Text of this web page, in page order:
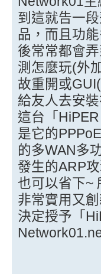
到這就告一
品，而且功
後常常都會
測怎麼玩(外
故重開或
給友人去安
這台「
是它的
的多WAN多
發生的ARP
也可以省下~
非常實用又
決定授予「